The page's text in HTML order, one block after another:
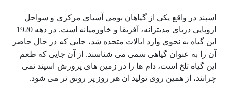
اسپند در واقع یکی از گیاهان بومی آسیای مرکزی و سواحل
اروپایی دریای مدیترانه، آفریقا و خاورمیانه است. در دهه 1920
این گیاه به نحوی وارد ایالات متحده شد، جایی که در حال حاضر
آن را به عنوان گیاهی سمی می شناسند. از آن جایی که طعم
این گیاه تلخ است، دام ها را در زمین های پرورش اسپند نمی
چرانند، از همین روی تولید ان هر روز پر رونق تر می شود.